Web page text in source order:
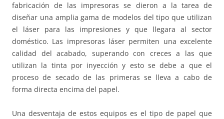
fabricación de las impresoras se dieron a la tarea de
diseñar una amplia gama de modelos del tipo que utilizan
el láser para las impresiones y que llegara al sector
doméstico. Las impresoras láser permiten una excelente
calidad del acabado, superando con creces a las que
utilizan la tinta por inyección y esto se debe a que el
proceso de secado de las primeras se lleva a cabo de
forma directa encima del papel.
Una desventaja de estos equipos es el tipo de papel que